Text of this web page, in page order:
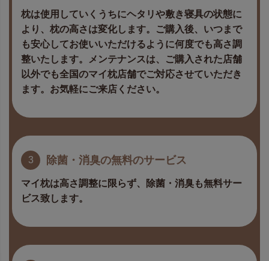
枕は使用していくうちにヘタリや敷き寝具の状態に
より、枕の高さは変化します。ご購入後、いつまで
も安心してお使いいただけるように何度でも高さ調
整いたします。メンテナンスは、ご購入された店舗
以外でも全国のマイ枕店舗でご対応させていただき
ます。お気軽にご来店ください。
3 除菌・消臭の無料のサービス
マイ枕は高さ調整に限らず、除菌・消臭も無料サー
ビス致します。